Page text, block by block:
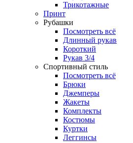
Трикотажные
Принт
Рубашки
Посмотреть всё
Длинный рукав
Короткий
Рукав 3/4
Спортивный стиль
Посмотреть всё
Брюки
Джемперы
Жакеты
Комплекты
Костюмы
Куртки
Леггинсы